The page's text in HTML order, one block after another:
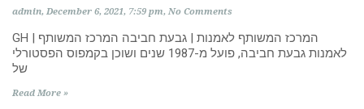
admin December 6, 2021 7:59 pm No Comments
GH | המרכז המשותף לאמנות | גבעת חביבה המרכז המשותף
לאמנות גבעת חביבה, פועל מ-1987 שנים ושוכן בקמפוס הפסטורלי
של
Read More »